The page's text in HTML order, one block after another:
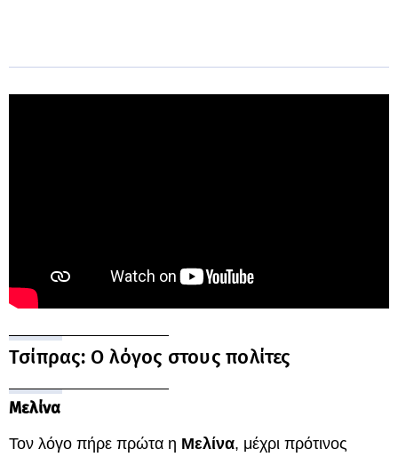
Τσίπρας: Ο λόγος στους πολίτες
Μελίνα
Τον λόγο πήρε πρώτα η Μελίνα, μέχρι πρότινος